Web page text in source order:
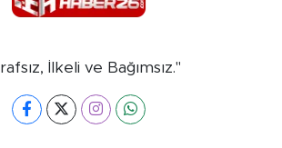
İlkeli ve Bağımsız."